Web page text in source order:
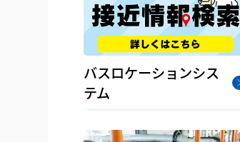
バスロケーションシス
テム